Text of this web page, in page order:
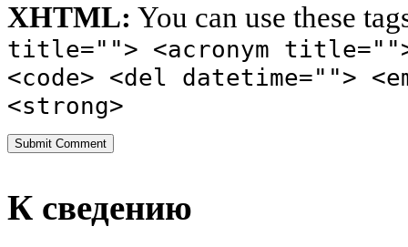
XHTML: You can use these
title=""> <acronym
<code> <del datetime="">
<strong>
К сведению